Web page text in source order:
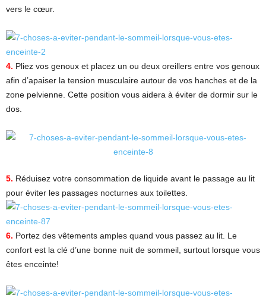
vers le cœur.
4. Pliez vos genoux et placez un ou deux oreillers entre vos genoux
afin d’apaiser la tension musculaire autour de vos hanches et de la
zone pelvienne. Cette position vous aidera à éviter de dormir sur le
dos.
5. Réduisez votre consommation de liquide avant le passage au lit
pour éviter les passages nocturnes aux toilettes.
6. Portez des vêtements amples quand vous passez au lit. Le
confort est la clé d’une bonne nuit de sommeil, surtout lorsque vous
êtes enceinte!